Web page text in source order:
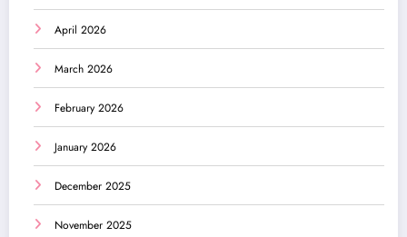
April 2026
March 2026
February 2026
January 2026
December 2025
November 2025